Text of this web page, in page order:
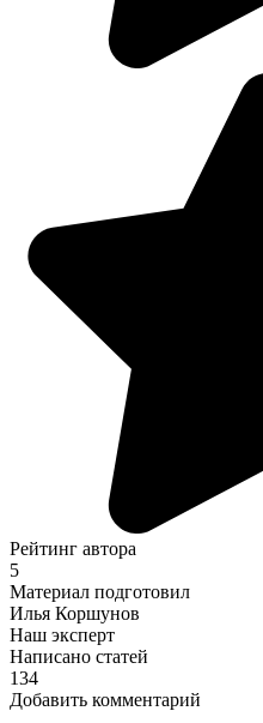
Рейтинг автора
5
Материал подготовил
Илья Коршунов
Наш эксперт
Написано статей
134
Добавить комментарий